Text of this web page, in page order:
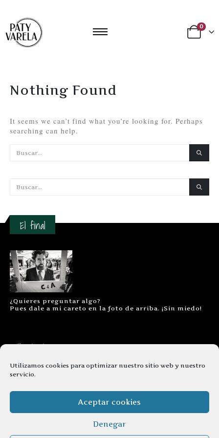
Utilizamos cookies para optimizar nuestro sitio web y nuestro
servicio.
Aceptar cookies
Denegar
0
Nothing Found
It seems we can’t find what you’re looking for. Perhaps
searching can help.
El final
¿Quieres preguntar algo?
Pues dale a mi careto en la foto de arriba. ¡Sin miedo!
Contacto
Aviso legal